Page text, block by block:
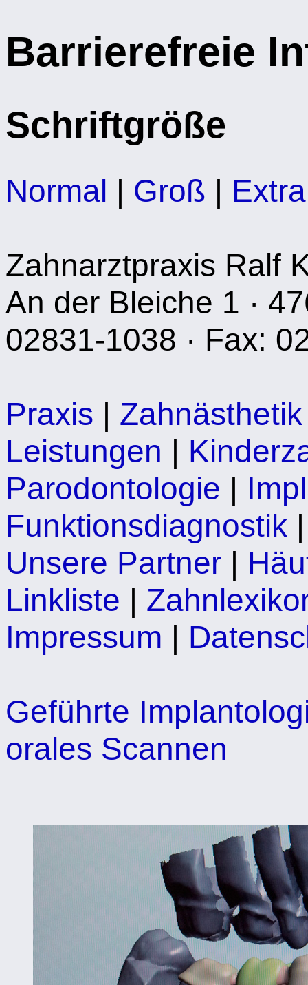
Barrierefreie
Schriftgröße
Normal | Groß |
Zahnarztpraxis Ralf
An der Bleiche 1 ·
02831-1038 · Fax:
Praxis | Zahnästhetik
Leistungen |
Parodontologie |
Funktionsdiagnostik
Unsere Partner |
Linkliste |
Impressum |
Geführte
orales Scannen